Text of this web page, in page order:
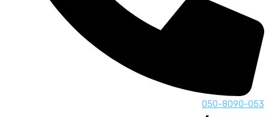
050-8090-053